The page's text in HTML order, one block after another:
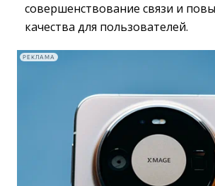
совершенствование связи и
качества для пользователей.
РЕКЛАМА